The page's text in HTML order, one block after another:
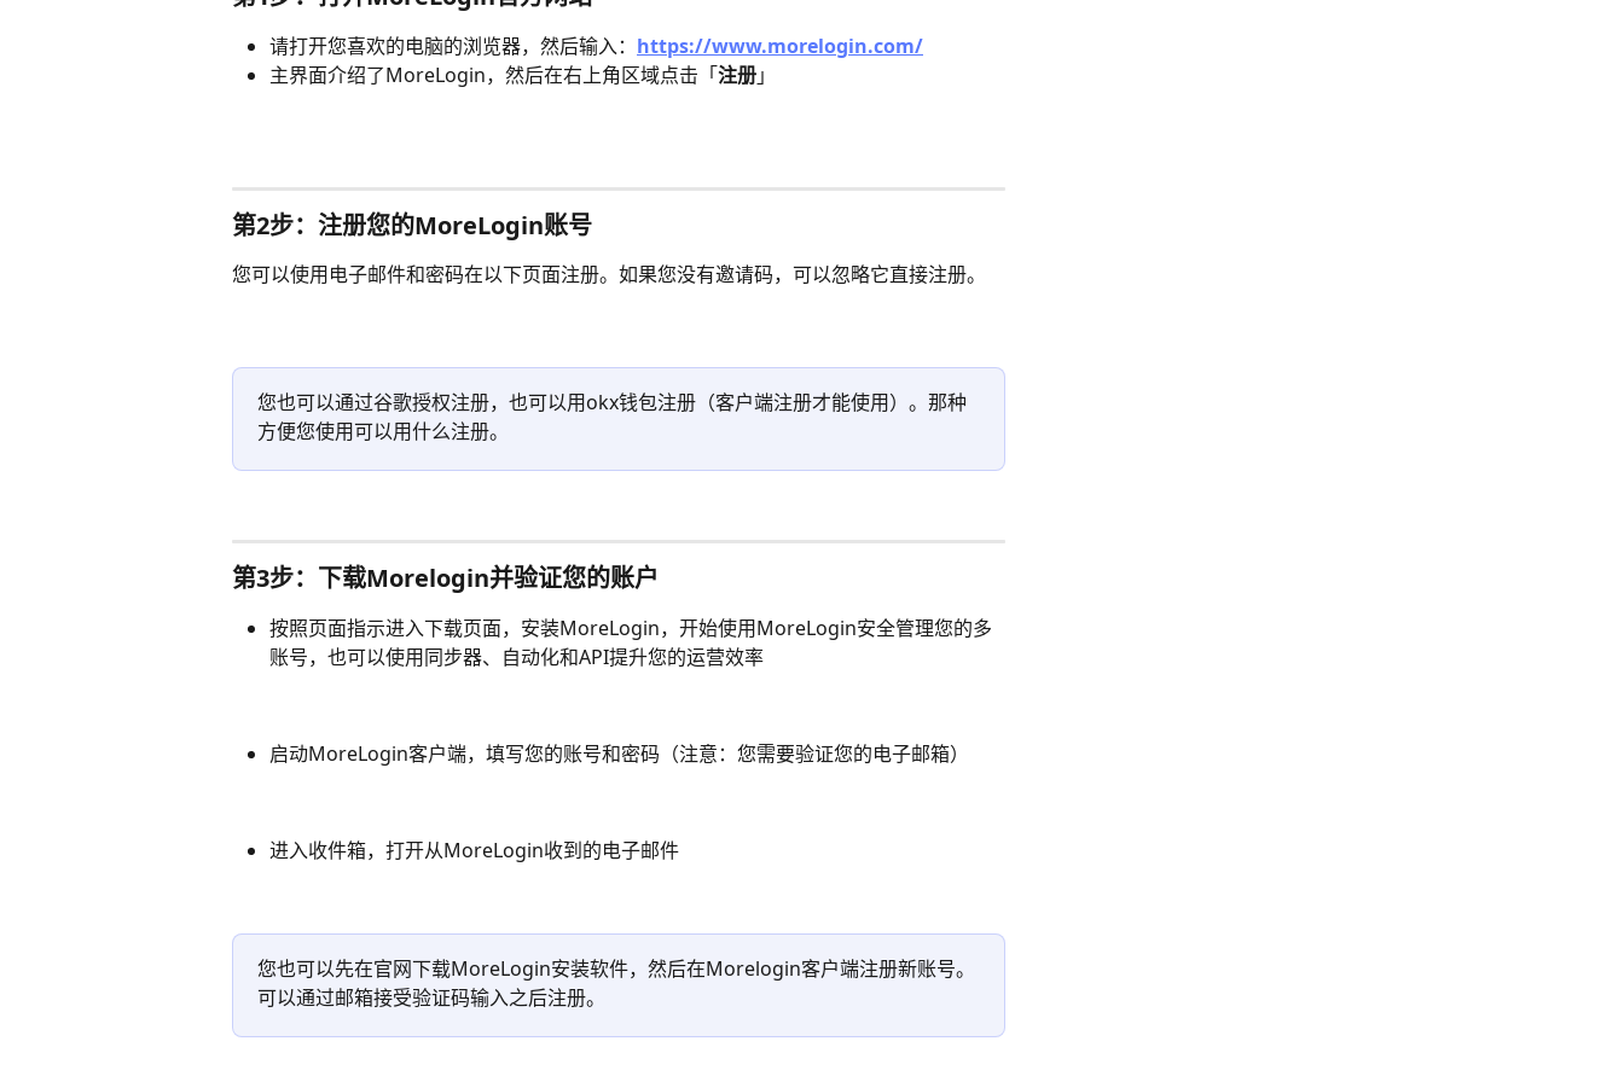
请打开您喜欢的电脑的浏览器，然后输入： https://www.morelogin.com/
主界面介绍了MoreLogin，然后在右上角区域点击「注册」
第2步：注册您的MoreLogin账号
您可以使用电子邮件和密码在以下页面注册。如果您没有邀请码，可以忽略它直接注册。
您也可以通过谷歌授权注册，也可以用okx钱包注册（客户端注册才能使用）。那种
方便您使用可以用什么注册。
第3步：下载Morelogin并验证您的账户
按照页面指示进入下载页面，安装MoreLogin，开始使用MoreLogin安全管理您的多
账号，也可以使用同步器、自动化和API提升您的运营效率
启动MoreLogin客户端，填写您的账号和密码（注意：您需要验证您的电子邮箱）
进入收件箱，打开从MoreLogin收到的电子邮件
您也可以先在官网下载MoreLogin安装软件，然后在Morelogin客户端注册新账号。
可以通过邮箱接受验证码输入之后注册。